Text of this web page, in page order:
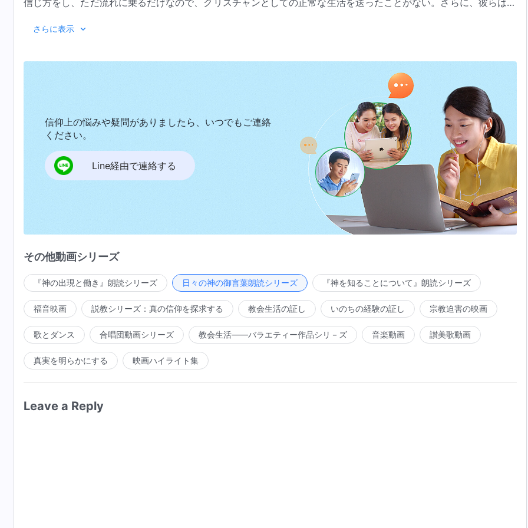
信じ方をし、ただ流れに乗るだけなので、クリスチャンとしての正常な生活を送ったことがない。さらに、彼らは正
点、および神の旨を邪魔し得るその他の要因が数多くあることがわかる。そのことは、人がいまだ神への信仰の正し
することができ、人間には何が欠けているかを次第に知るようになり、神に関するさらに深い認識を徐々に得ること
である。これにより、あなたの霊は日々新たな洞察と啓きを得るのである。そしてあなたの切望も膨らみ、真理
ることを求めるとともに、新しい光と認識が日々存在するようになる。この道を通じ、あなたは次第にサタンの支配
から自由になり、いのちにおいて成長を遂げる。このような人は正しい軌道に入ったのである。自分の実体験を評価
し、信仰において自分が追求した道を検
なさい。これまでに述べたこととそれらを照らし合わせるとき、あなた
は正しい軌道に乗っているか。どのような事柄において、サタンの足かせと支配から自由になったのか。いまだ正し
い軌道に乗っていないなら、あなたとサタンのつながりは切れていない。そうであれば、神を愛そうと求めたところ
で、本物で、純真で、純粋な愛へと導かれるだろうか。神に対する自分の愛はゆるぎなく、心からのものだとあなた
は言うが、あなたはまだサタンの足かせから自由になっていない。あなたは神をからかおうとしているのではない
か。神に対する自分の愛が不純でない状態へと至り、完全に神のものとされ、神の国の民として数えられたいなら、
あなたはまず自分自身を神への信仰の正しい軌道に乗せなければならない。
さらに表示
信仰上の悩みや疑問がありましたら、いつでもご連絡
ください。
Line経由で連絡する
その他動画シリーズ
『神の出現と働き』朗読シリーズ 日々の神の御言葉朗読シリーズ 『神を知ることについて』朗読シリーズ
福音映画 説教シリーズ：真の信仰を探求する 教会生活の証し いのちの経験の証し 宗教迫害の映画
歌とダンス 合唱団動画シリーズ 教会生活――バラエティー作品シリ－ズ 音楽動画 讃美歌動画
真実を明らかにする 映画ハイライト集
Leave a Reply